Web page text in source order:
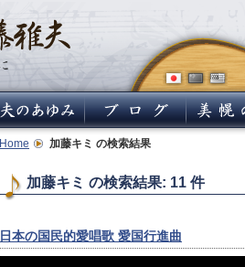
Home 加藤キミ の検索結果
加藤キミ の検索結果: 11 件
日本の国民的愛唱歌 愛国行進曲